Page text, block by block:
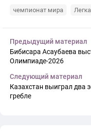
чемпионат мира
Предыдущий материал
Бибисара Асаубаева
Олимпиаде-2026
Следующий материал
Казахстан выиграл два
гребле